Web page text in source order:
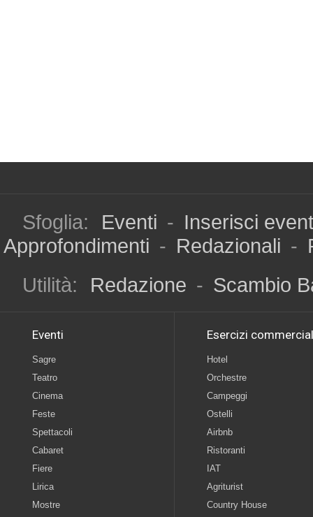
Sfoglia: Eventi - Inserisci
Approfondimenti - Redazionali -
Utilità:
Redazione - Scambio
Eventi
Sagre
Teatro
Cinema
Feste
Spettacoli
Cabaret
Fiere
Lirica
Mostre
Esercizi
Hotel
Orchestre
Campeggi
Ostelli
Airbnb
Ristoranti
IAT
Agriturist
Country House